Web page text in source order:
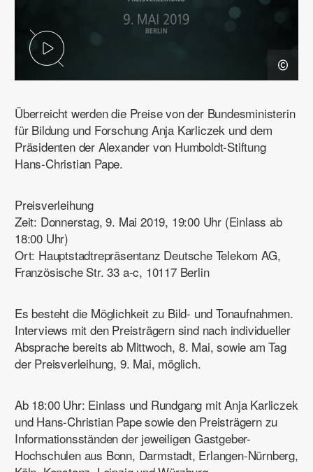
Überreicht werden die Preise von der Bundesministerin
für Bildung und Forschung Anja Karliczek und dem
Präsidenten der Alexander von Humboldt-Stiftung
Hans-Christian Pape.
Preisverleihung
Zeit: Donnerstag, 9. Mai 2019, 19:00 Uhr (Einlass ab
18:00 Uhr)
Ort: Hauptstadtrepräsentanz Deutsche Telekom AG,
Französische Str. 33 a-c, 10117 Berlin
Es besteht die Möglichkeit zu Bild- und Tonaufnahmen.
Interviews mit den Preisträgern sind nach individueller
Absprache bereits ab Mittwoch, 8. Mai, sowie am Tag
der Preisverleihung, 9. Mai, möglich.
Ab 18:00 Uhr: Einlass und Rundgang mit Anja Karliczek
und Hans-Christian Pape sowie den Preisträgern zu
Informationsständen der jeweiligen Gastgeber-
Hochschulen aus Bonn, Darmstadt, Erlangen-Nürnberg,